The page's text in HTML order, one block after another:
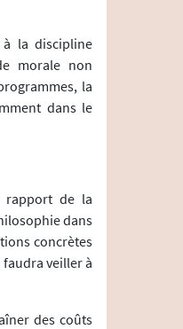
à la discipline
morale non
la
dans le
rapport de la
dans
concrètes
veiller à
des coûts